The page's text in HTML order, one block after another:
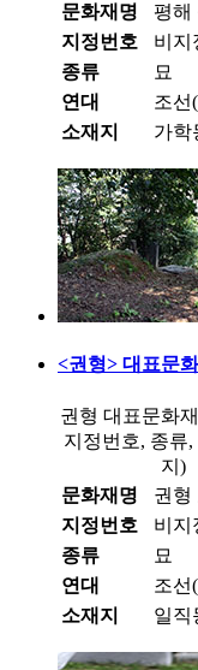
문화재명
평해
지정번호
비지
종류
묘
연대
조선
소재지
가학
<권형> 대표문
권형 대표문화
지정번호, 종류,
지)
문화재명
권형
지정번호
비지
종류
묘
연대
조선
소재지
일직